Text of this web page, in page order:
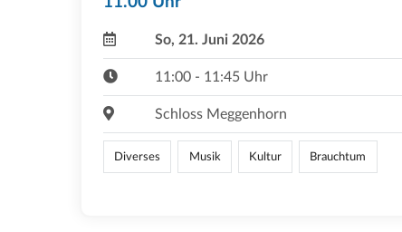
So, 21. Juni 2026
11:00 - 11:45 Uhr
Schloss Meggenhorn
Diverses Musik Kultur Brauchtum